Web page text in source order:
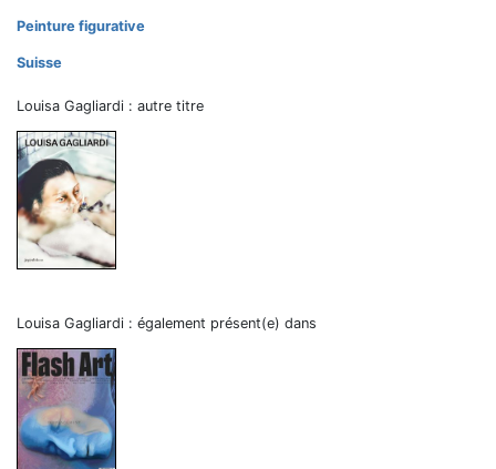
Peinture figurative
Suisse
Louisa Gagliardi : autre titre
Louisa Gagliardi : également présent(e) dans